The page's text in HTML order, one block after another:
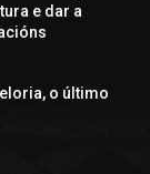
e dar a
o último